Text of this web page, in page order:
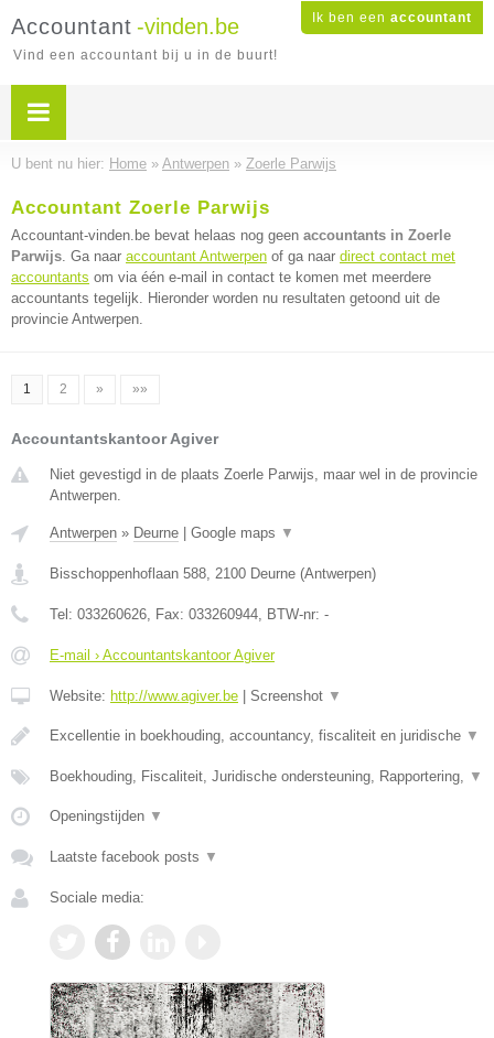
Ik ben een accountant
Accountant -vinden.be
Vind een accountant bij u in de buurt!
U bent nu hier: Home » Antwerpen » Zoerle Parwijs
Accountant Zoerle Parwijs
Accountant-vinden.be bevat helaas nog geen accountants in Zoerle
Parwijs. Ga naar accountant Antwerpen of ga naar direct contact met
accountants om via één e-mail in contact te komen met meerdere
accountants tegelijk. Hieronder worden nu resultaten getoond uit de
provincie Antwerpen.
1 2 » »»
Accountantskantoor Agiver
Niet gevestigd in de plaats Zoerle Parwijs, maar wel in de provincie
Antwerpen.
Antwerpen » Deurne Google maps ▼
Bisschoppenhoflaan 588, 2100 Deurne (Antwerpen)
Tel: 033260626, Fax: 033260944, BTW-nr: -
E-mail › Accountantskantoor Agiver
Website: http://www.agiver.be Screenshot ▼
Excellentie in boekhouding, accountancy, fiscaliteit en juridische ▼
Boekhouding, Fiscaliteit, Juridische ondersteuning, Rapportering, ▼
Openingstijden ▼
Laatste facebook posts ▼
Sociale media: